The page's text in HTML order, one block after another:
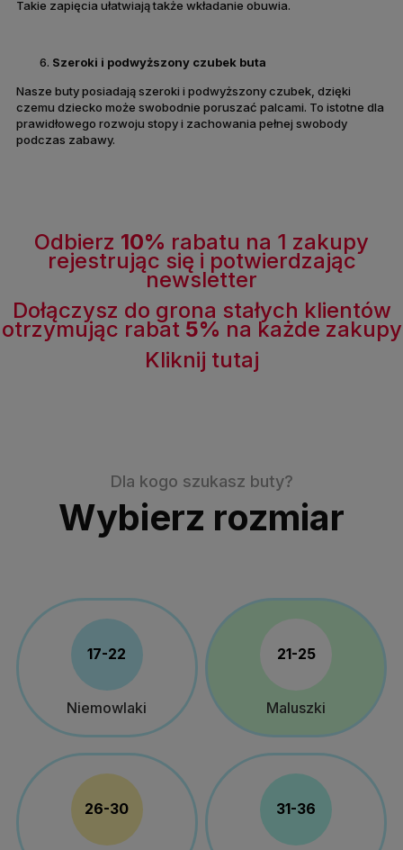
Takie zapięcia ułatwiają także wkładanie obuwia.
Szeroki i podwyższony czubek buta
Nasze buty posiadają szeroki i podwyższony czubek, dzięki
czemu dziecko może swobodnie poruszać palcami. To istotne dla
prawidłowego rozwoju stopy i zachowania pełnej swobody
podczas zabawy.
Odbierz 10% rabatu na 1 zakupy
rejestrując się i potwierdzając
newsletter
Dołączysz do grona stałych klientów
otrzymując rabat 5% na każde zakupy
Kliknij tutaj
Dla kogo szukasz buty?
Wybierz rozmiar
17-22
Niemowlaki
21-25
Maluszki
26-30 31-36